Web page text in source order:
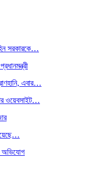
সরকারকে…
এবার…
ওয়েবসাইট…
অভিযোগ